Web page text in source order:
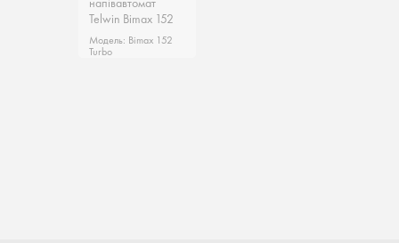
Telwin Bimax 152
Італія
Модель: Bimax 152
Turbo
Telwin Bimax 152
Італія
Модель: Bimax 152
Turbo